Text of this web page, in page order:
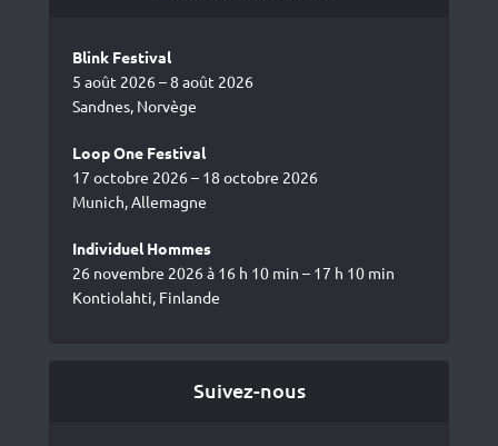
Blink Festival
5 août 2026 – 8 août 2026
Sandnes, Norvège
Loop One Festival
17 octobre 2026 – 18 octobre 2026
Munich, Allemagne
Individuel Hommes
26 novembre 2026 à 16 h 10 min – 17 h 10 min
Kontiolahti, Finlande
Suivez-nous